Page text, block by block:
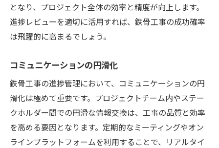
実践
短納期プロジェクトの戦略
リソースの効率的配分
進捗の見える化と経過報告
鉄骨工事の進捗管理における最適なリソース活
用法
となり、プロジェクト全体の効率と精度が向上します。
進捗レビューを適切に活用すれば、鉄骨工事の成功確率
は飛躍的に高まるでしょう。
コミュニケーションの円滑化
鉄骨工事の進捗管理において、コミュニケーションの円
滑化は極めて重要です。プロジェクトチーム内やステー
クホルダー間での円滑な情報交換は、工事の品質と効率
を高める要因となります。定期的なミーティングやオン
ラインプラットフォームを利用することで、リアルタイ